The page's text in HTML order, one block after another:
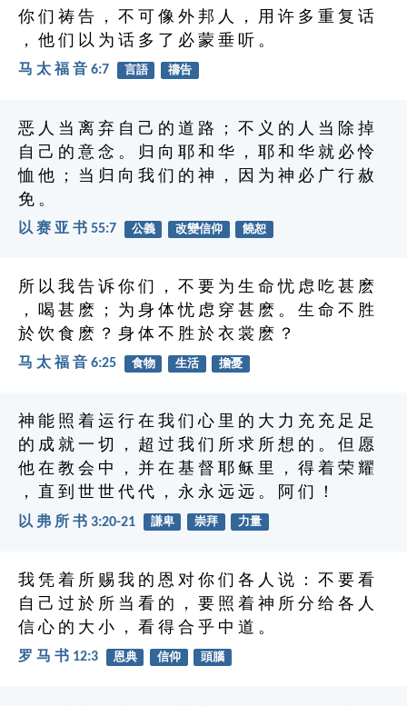
你 们 祷 告 ， 不 可 像 外 邦 人 ， 用 许 多 重 复 话
， 他 们 以 为 话 多 了 必 蒙 垂 听 。
马 太 福 音 6:7 言語 禱告
恶 人 当 离 弃 自 己 的 道 路 ； 不 义 的 人 当 除 掉
自 己 的 意 念 。 归 向 耶 和 华 ， 耶 和 华 就 必 怜
恤 他 ； 当 归 向 我 们 的 神 ， 因 为 神 必 广 行 赦
免 。
以 赛 亚 书 55:7 公義 改變信仰 饒恕
所 以 我 告 诉 你 们 ， 不 要 为 生 命 忧 虑 吃 甚 麽
， 喝 甚 麽 ； 为 身 体 忧 虑 穿 甚 麽 。 生 命 不 胜
於 饮 食 麽 ？ 身 体 不 胜 於 衣 裳 麽 ？
马 太 福 音 6:25 食物 生活 擔憂
神 能 照 着 运 行 在 我 们 心 里 的 大 力 充 充 足 足
的 成 就 一 切 ， 超 过 我 们 所 求 所 想 的 。 但 愿
他 在 教 会 中 ， 并 在 基 督 耶 稣 里 ， 得 着 荣 耀
， 直 到 世 世 代 代 ， 永 永 远 远 。 阿 们 ！
以 弗 所 书 3:20-21 謙卑 崇拜 力量
我 凭 着 所 赐 我 的 恩 对 你 们 各 人 说 ： 不 要 看
自 己 过 於 所 当 看 的 ， 要 照 着 神 所 分 给 各 人
信 心 的 大 小 ， 看 得 合 乎 中 道 。
罗 马 书 12:3 恩典 信仰 頭腦